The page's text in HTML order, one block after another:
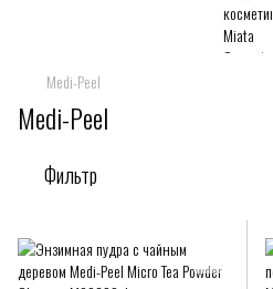
Medi-Peel
Medi-Peel
Фильтр